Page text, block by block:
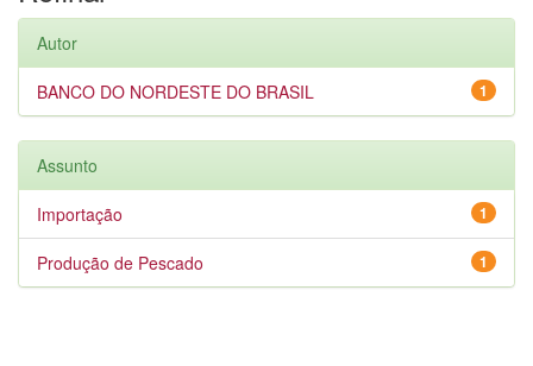
Autor
1
BANCO DO NORDESTE DO BRASIL
Assunto
1
Importação
1
Produção de Pescado